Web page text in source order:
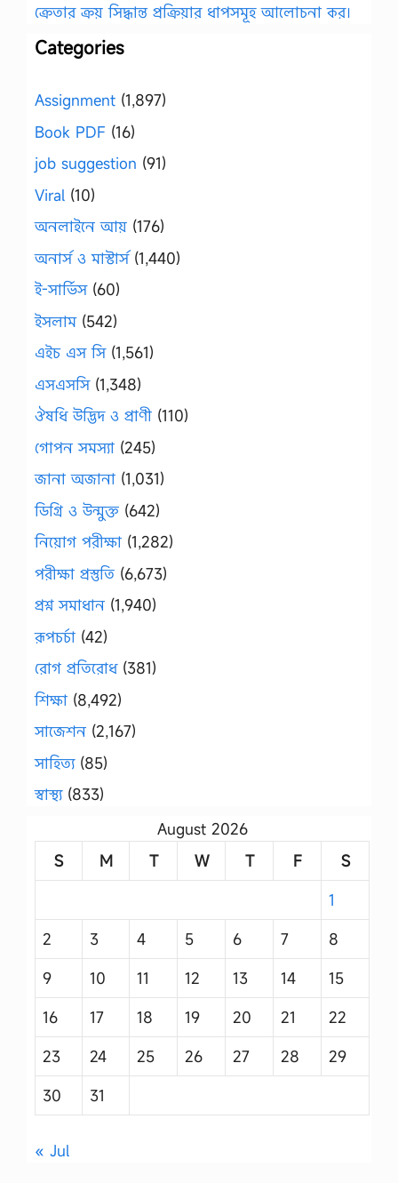
ক্রেতার ক্রয় সিদ্ধান্ত প্রক্রিয়ার ধাপসমূহ আলোচনা কর।
Categories
Assignment (1,897)
Book PDF (16)
job suggestion (91)
Viral (10)
অনলাইনে আয় (176)
অনার্স ও মাস্টার্স(1,440)
ই-সার্ভিস(60)
ইসলাম(542)
এইচ এস সি(1,561)
এসএসসি(1,348)
ঔষধি উদ্ভিদ ও প্রাণী (110)
গোপন সমস্যা (245)
জানা অজানা (1,031)
ডিগ্রি ও উন্মুক্ত (642)
নিয়োগ পরীক্ষা (1,282)
পরীক্ষা প্রস্তুতি (6,673)
প্রশ্ন সমাধান (1,940)
রূপচর্চা (42)
রোগ প্রতিরোধ(381)
শিক্ষা (8,492)
সাজেশন (2,167)
সাহিত্য(85)
স্বাস্থ্য(833)
August 2026
S
M T W T F
S
1
2
3 4 5 6 7
8
9
10 11 12 13 14
15
16
17 18 19 20 21
22
23
24 25 26 27 28
29
30
31
« Jul